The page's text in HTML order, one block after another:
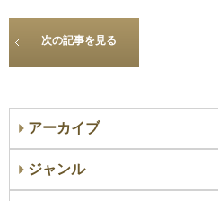
次の記事を見る
アーカイブ
ジャンル